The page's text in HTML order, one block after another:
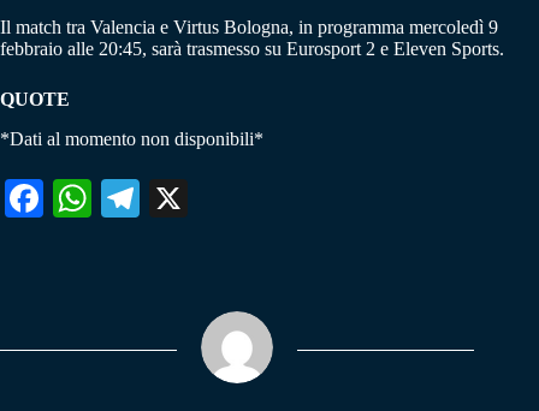
Il match tra Valencia e Virtus Bologna, in programma mercoledì 9
febbraio alle 20:45, sarà trasmesso su Eurosport 2 e Eleven Sports.
QUOTE
*Dati al momento non disponibili*
Fa W
pp
Te
m